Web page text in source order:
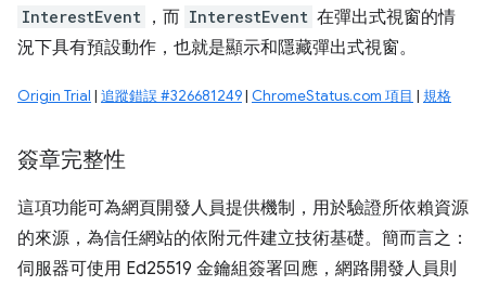
InterestEvent ，而 InterestEvent 在彈出式視窗的情
況下具有預設動作，也就是顯示和隱藏彈出式視窗。
Origin Trial | 追蹤錯誤 #326681249| ChromeStatus.com 項目 | 規格
簽章完整性
這項功能可為網頁開發人員提供機制，用於驗證所依賴資源
的來源，為信任網站的依附元件建立技術基礎。簡而言之：
伺服器可使用 Ed25519 金鑰組簽署回應，網路開發人員則